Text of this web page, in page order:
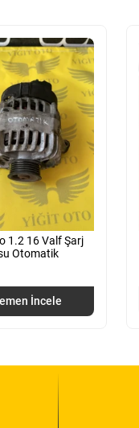
1.2 16 Valf Şarj
Otomatik
İncele